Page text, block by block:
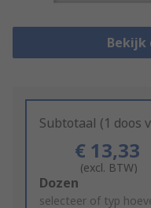
Bekijk
Subtotaal (1 doos
€ 13,33
(excl. BTW)
Add
to
Dozen
selecteer of typ